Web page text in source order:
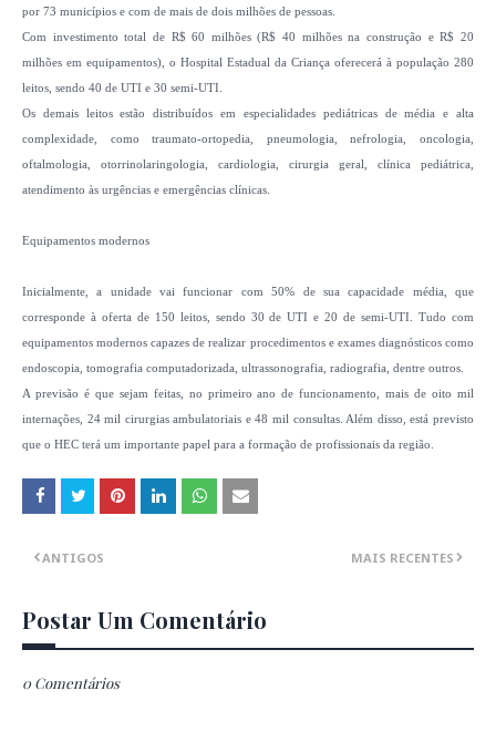
por 73 municípios e com de mais de dois milhões de pessoas.
Com investimento total de R$ 60 milhões (R$ 40 milhões na construção e R$ 20
milhões em equipamentos), o Hospital Estadual da Criança oferecerá à população 280
leitos, sendo 40 de UTI e 30 semi-UTI.
Os demais leitos estão distribuídos em especialidades pediátricas de média e alta
complexidade, como traumato-ortopedia, pneumologia, nefrologia, oncologia,
oftalmologia, otorrinolaringologia, cardiologia, cirurgia geral, clínica pediátrica,
atendimento às urgências e emergências clínicas.
Equipamentos modernos
Inicialmente, a unidade vai funcionar com 50% de sua capacidade média, que
corresponde à oferta de 150 leitos, sendo 30 de UTI e 20 de semi-UTI. Tudo com
equipamentos modernos capazes de realizar procedimentos e exames diagnósticos como
endoscopia, tomografia computadorizada, ultrassonografia, radiografia, dentre outros.
A previsão é que sejam feitas, no primeiro ano de funcionamento, mais de oito mil
internações, 24 mil cirurgias ambulatoriais e 48 mil consultas. Além disso, está previsto
que o HEC terá um importante papel para a formação de profissionais da região.
MAIS RECENTES
ANTIGOS
Postar Um Comentário
0 Comentários